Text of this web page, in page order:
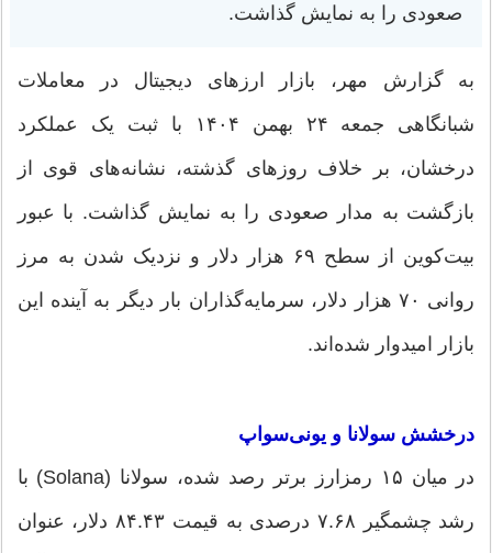
صعودی را به نمایش گذاشت.
به گزارش مهر، بازار ارزهای دیجیتال در معاملات
شبانگاهی جمعه ۲۴ بهمن ۱۴۰۴ با ثبت یک عملکرد
درخشان، بر خلاف روزهای گذشته، نشانه‌های قوی از
بازگشت به مدار صعودی را به نمایش گذاشت. با عبور
بیت‌کوین از سطح ۶۹ هزار دلار و نزدیک شدن به مرز
روانی ۷۰ هزار دلار، سرمایه‌گذاران بار دیگر به آینده این
بازار امیدوار شده‌اند.
درخشش سولانا و یونی‌سواپ
در میان ۱۵ رمزارز برتر رصد شده، سولانا (Solana) با
رشد چشمگیر ۷.۶۸ درصدی به قیمت ۸۴.۴۳ دلار، عنوان